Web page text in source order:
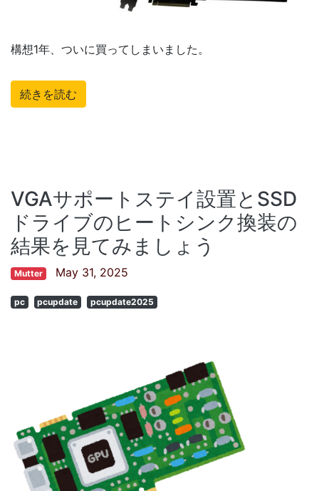
構想1年、ついに買ってしまいました。
続きを読む
VGAサポートステイ設置とSSD
ドライブのヒートシンク換装の
結果を見てみましょう
Mutter May 31, 2025
pc pcupdate pcupdate2025